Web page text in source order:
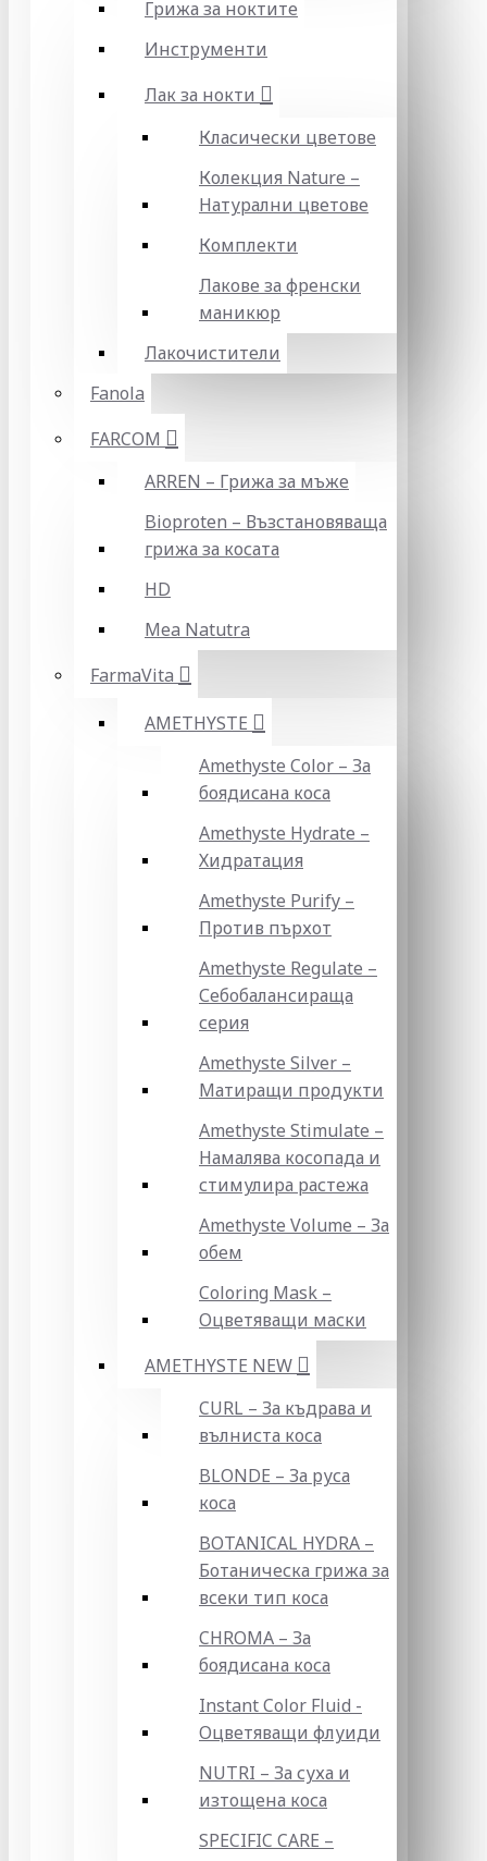
Грижа за ноктите
Инструменти
Лак за нокти
Класически цветове
Колекция Nature –
Натурални цветове
Комплекти
Лакове за френски
маникюр
Лакочистители
Fanola
FARCOM
ARREN – Грижа за мъже
Bioproten – Възстановяваща
грижа за косата
HD
Mea Natutra
FarmaVita
AMETHYSTE
Amethyste Color – За
боядисана коса
Amethyste Hydrate –
Хидратация
Amethyste Purify –
Против пърхот
Amethyste Regulate –
Себобалансираща
серия
Amethyste Silver –
Матиращи продукти
Amethyste Stimulate –
Намалява косопада и
стимулира растежа
Amethyste Volume – За
обем
Coloring Mask –
Оцветяващи маски
AMETHYSTE NEW
CURL – За къдрава и
вълниста коса
BLONDE – За руса
коса
BOTANICAL HYDRA –
Ботаническа грижа за
всеки тип коса
CHROMA – За
боядисана коса
Instant Color Fluid -
Оцветяващи флуиди
NUTRI – За суха и
изтощена коса
SPECIFIC CARE –